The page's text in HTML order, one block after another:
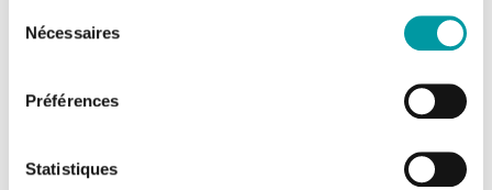
Quels cookies utilisons-nous ?
Lors de la consultation de la Plateforme, des cookies
sont déposés sur votre terminal.
Lorsque vous vous connectez à la Plateforme, un
Nécessaires
Préférences
Statistiques